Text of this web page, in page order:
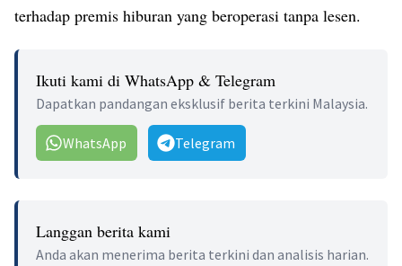
terhadap premis hiburan yang beroperasi tanpa lesen.
Ikuti kami di WhatsApp & Telegram
Dapatkan pandangan eksklusif berita terkini Malaysia.
WhatsApp Telegram
Langgan berita kami
Anda akan menerima berita terkini dan analisis harian.